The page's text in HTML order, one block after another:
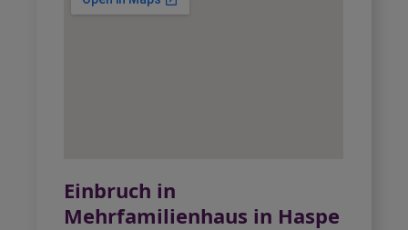
Einbruch in
Mehrfamilienhaus in Haspe